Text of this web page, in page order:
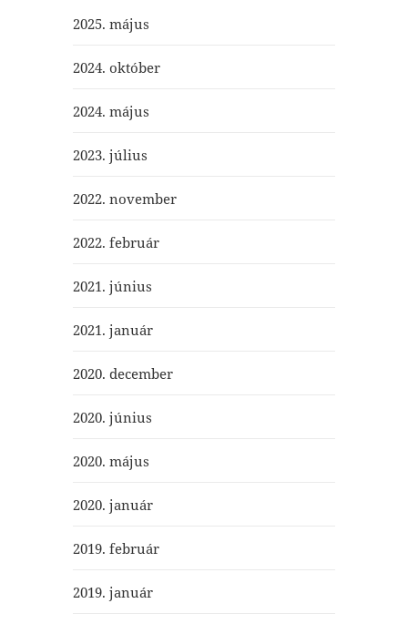
2025. május
2024. október
2024. május
2023. július
2022. november
2022. február
2021. június
2021. január
2020. december
2020. június
2020. május
2020. január
2019. február
2019. január